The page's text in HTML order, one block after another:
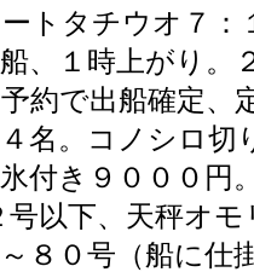
トタチウオ７：
、１時上がり。
約で出船確定、
名。コノシロ切
付き９０００円。
号以下、天秤オモ
８０号（船に仕